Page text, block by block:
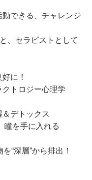
できる、チャレンジ
、セラピストとして
に！
トロジー心理学
デトックス
瞳を手に入れる
“深層”から排出！